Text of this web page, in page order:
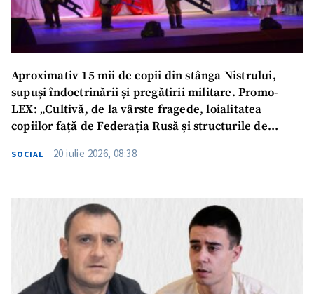
Aproximativ 15 mii de copii din stânga Nistrului,
supuși îndoctrinării și pregătirii militare. Promo-
LEX: „Cultivă, de la vârste fragede, loialitatea
copiilor față de Federația Rusă și structurile de
SOCIAL 20 iulie 2026, 08:38